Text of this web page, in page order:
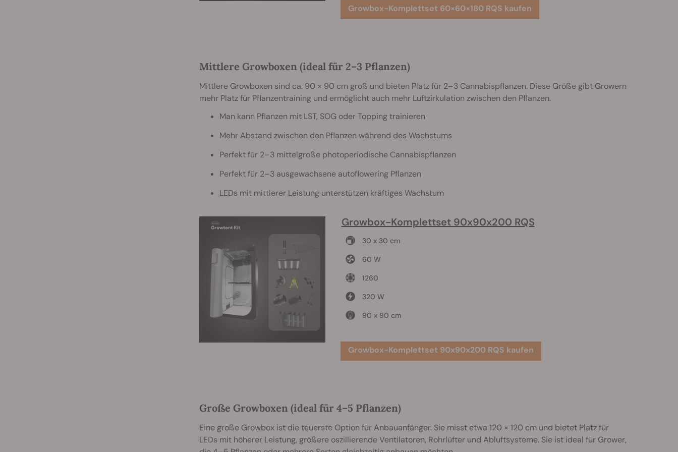
Growbox-Komplettset 60×60×180 RQS kaufen
Mittlere Growboxen (ideal für 2–3 Pflanzen)
Mittlere Growboxen sind ca. 90 × 90 cm groß und bieten Platz für 2–3 Cannabispflanzen. Diese Größe gibt Growern
mehr Platz für Pflanzentraining und ermöglicht auch mehr Luftzirkulation zwischen den Pflanzen.
Man kann Pflanzen mit LST, SOG oder Topping trainieren
Mehr Abstand zwischen den Pflanzen während des Wachstums
Perfekt für 2–3 mittelgroße photoperiodische Cannabispflanzen
Perfekt für 2–3 ausgewachsene autoflowering Pflanzen
LEDs mit mittlerer Leistung unterstützen kräftiges Wachstum
Growbox-Komplettset 90x90x200 RQS
30 x 30 cm
60 W
1260
320 W
90 x 90 cm
Growbox-Komplettset 90x90x200 RQS kaufen
Große Growboxen (ideal für 4–5 Pflanzen)
Eine große Growbox ist die teuerste Option für Anbauanfänger. Sie misst etwa 120 × 120 cm und bietet Platz für
LEDs mit höherer Leistung, größere oszillierende Ventilatoren, Rohrlüfter und Abluftsysteme. Sie ist ideal für Grower,